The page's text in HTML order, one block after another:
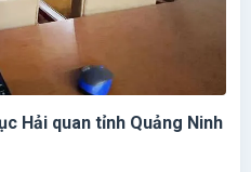
Hải quan tỉnh Quảng Ninh